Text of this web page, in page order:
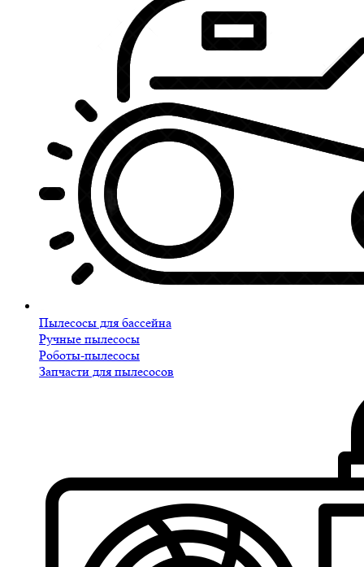
Пылесосы для бассейна
Ручные пылесосы
Роботы-пылесосы
Запчасти для пылесосов